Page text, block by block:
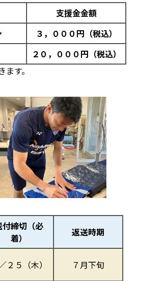
支援金金額
３，０００円（税込）
２０，０００円（税込）
す。
付締切（必
着）
返送時期
２５（木）
７月下旬